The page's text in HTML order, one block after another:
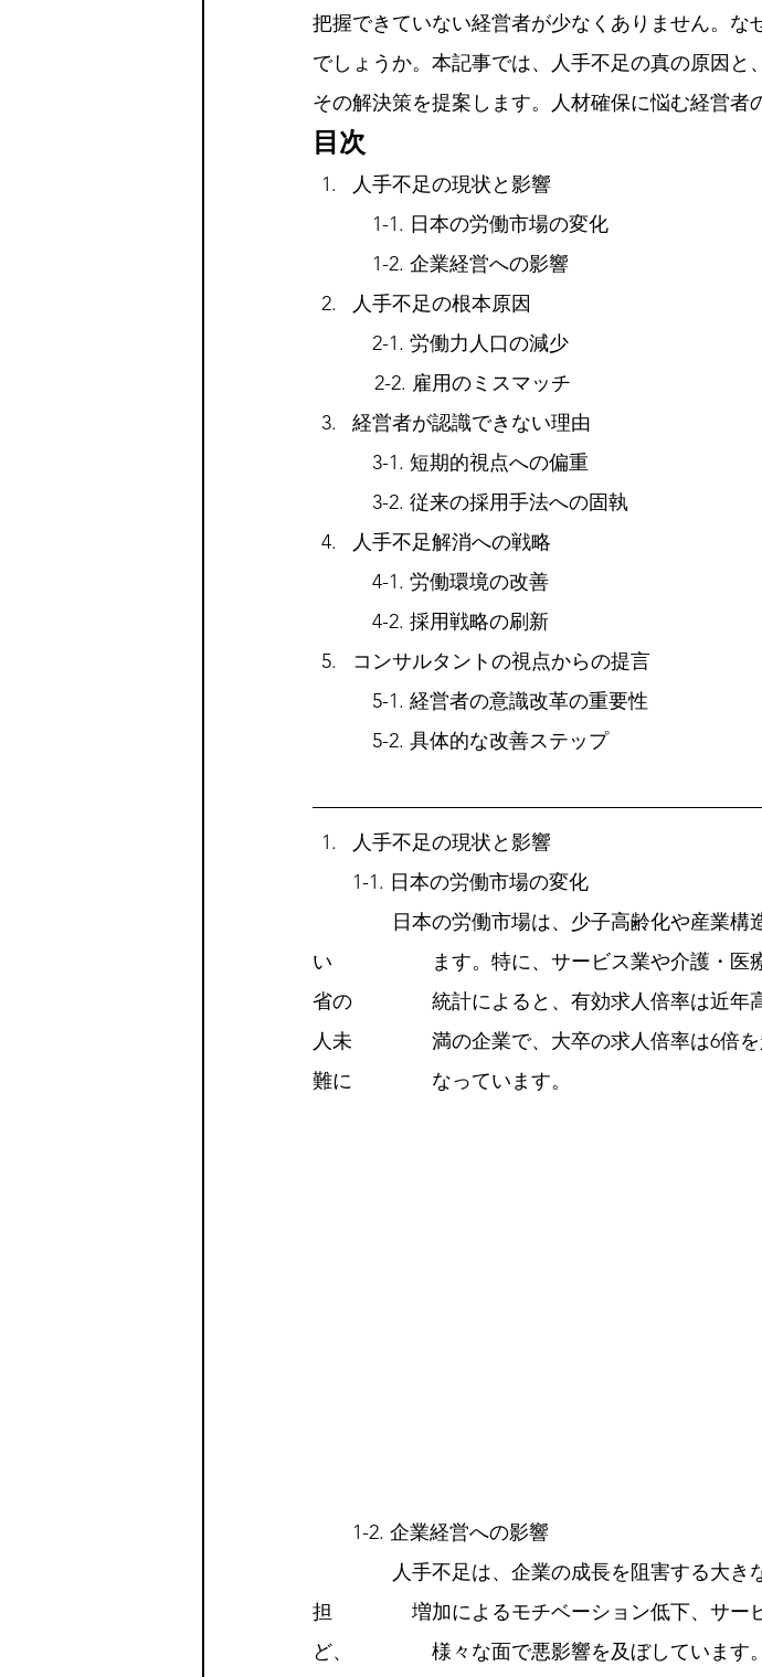
把握できていない経営者が少なくありません。
でしょうか。本記事では、人手不足の真の原因と
その解決策を提案します。人材確保に悩む経営者
目次
人手不足の現状と影響
1-1. 日本の労働市場の変化
1-2. 企業経営への影響
人手不足の根本原因
2-1. 労働力人口の減少
    2-2. 雇用のミスマッチ
経営者が認識できない理由
3-1. 短期的視点への偏重
3-2. 従来の採用手法への固執
人手不足解消への戦略
4-1. 労働環境の改善
4-2. 採用戦略の刷新
コンサルタントの視点からの提言
5-1. 経営者の意識改革の重要性
5-2. 具体的な改善ステップ
人手不足の現状と影響
1-1. 日本の労働市場の変化
日本の労働市場は、少子高齢化や産業構造
い　　　　　ます。特に、サービス業や介護・
省の　　　　統計によると、有効求人倍率は近年
人未　　　　満の企業で、大卒の求人倍率は6倍
難に　　　　なっています。
1-2. 企業経営への影響
人手不足は、企業の成長を阻害する大きな
担　　　　増加によるモチベーション低下、サー
ど、　　　　様々な面で悪影響を及ぼしていま